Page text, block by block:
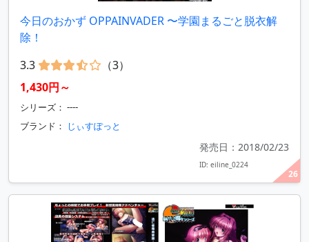
26
今日のおかず OPPAINVADER 〜学園まるごと脱衣解
除！
3.3
（3）
1,430円～
シリーズ： ----
ブランド：
じぃすぽっと
発売日：2018/02/23
ID: eiline_0224